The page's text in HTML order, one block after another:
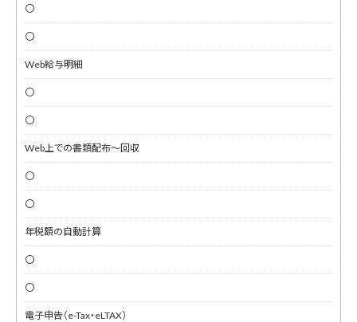
〇
〇
Web給与明細
〇
〇
Web上での書類配布～回収
〇
〇
年税額の自動計算
〇
〇
電子申告（e-Tax・eLTAX）